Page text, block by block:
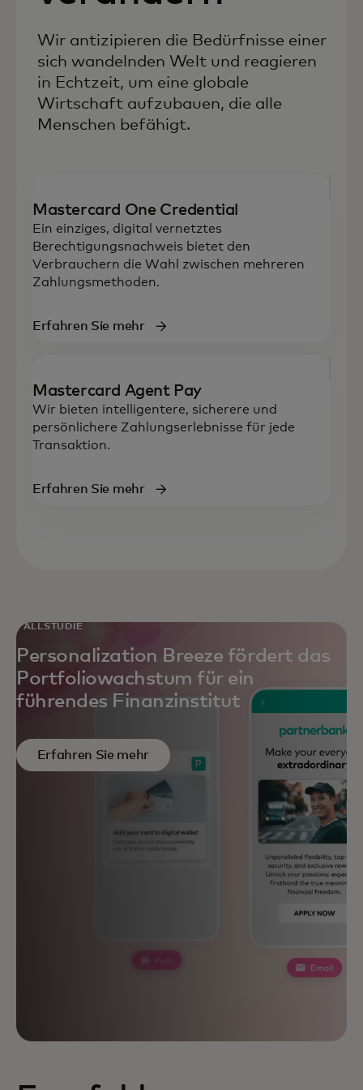
Wir antizipieren die Bedürfnisse einer
sich wandelnden Welt und reagieren
in Echtzeit, um eine globale
Wirtschaft aufzubauen, die alle
Menschen befähigt.
Mastercard One Credential
Ein einziges, digital vernetztes
Berechtigungsnachweis bietet den
Verbrauchern die Wahl zwischen mehreren
Zahlungsmethoden.
Erfahren Sie mehr
Mastercard Agent Pay
Wir bieten intelligentere, sicherere und
persönlichere Zahlungserlebnisse für jede
Transaktion.
Erfahren Sie mehr
FALLSTUDIE
Personalization Breeze fördert das
Portfoliowachstum für ein
führendes Finanzinstitut
Erfahren Sie mehr